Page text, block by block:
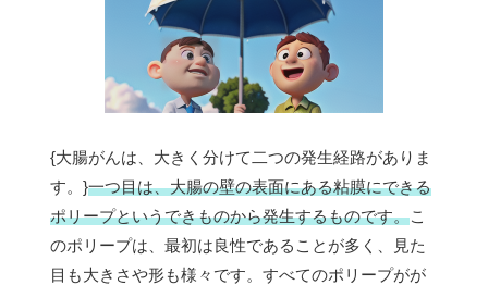
{大腸がんは、大きく分けて二つの発生経路がありま
す。}一つ目は、大腸の壁の表面にある粘膜にできる
ポリープというできものから発生するものです。こ
のポリープは、最初は良性であることが多く、見た
目も大きさや形も様々です。すべてのポリープがが